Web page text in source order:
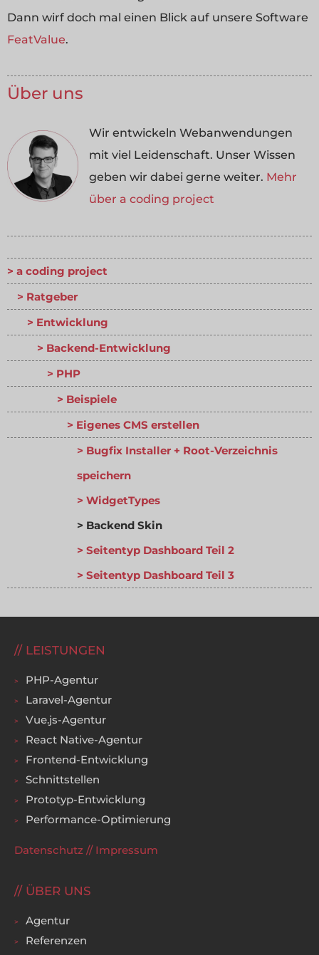
Dann wirf doch mal einen Blick auf unsere Software
FeatValue.
Über uns
Wir entwickeln Webanwendungen
mit viel Leidenschaft. Unser Wissen
geben wir dabei gerne weiter. Mehr
über a coding project
a coding project
Ratgeber
Entwicklung
Backend-Entwicklung
PHP
Beispiele
Eigenes CMS erstellen
Bugfix Installer + Root-Verzeichnis
speichern
WidgetTypes
Backend Skin
Seitentyp Dashboard Teil 2
Seitentyp Dashboard Teil 3
LEISTUNGEN
PHP-Agentur
Laravel-Agentur
Vue.js-Agentur
React Native-Agentur
Frontend-Entwicklung
Schnittstellen
Prototyp-Entwicklung
Performance-Optimierung
Datenschutz // Impressum
ÜBER UNS
Agentur
Referenzen